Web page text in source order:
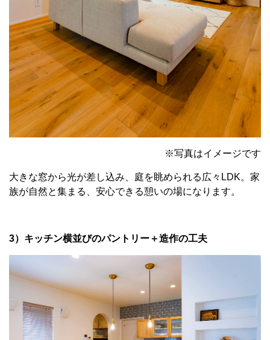
※写真はイメージです
大きな窓から光が差し込み、庭を眺められる広々LDK。家
族が自然と集まる、安心できる憩いの場になります。
3）キッチン横並びのパントリー＋造作の工夫